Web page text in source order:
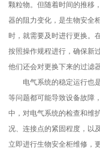
颗粒物。但随着时间的推移
器的阻力变化，是生物安全
时，就需要及时进行更换。
按照操作规程进行，确保新
他们还会对更换下来的过滤
电气系统的稳定运行也
等问题都可能导致设备故障
中，对电气系统的检查和维
况、连接点的紧固程度，以
立即进行生物安全柜维修，